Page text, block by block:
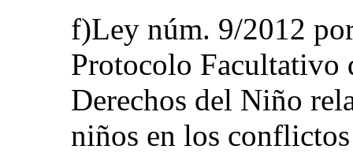
f)Ley núm. 9/2012
Protocolo Facultativo
Derechos del Niño
niños en los